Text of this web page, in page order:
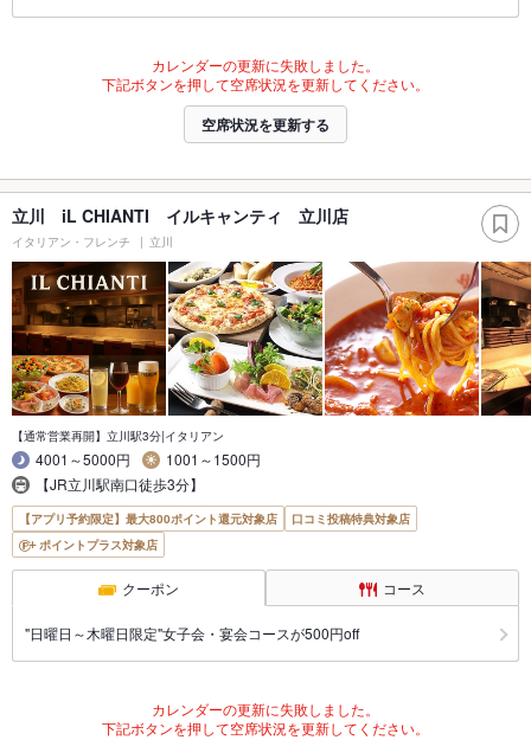
カレンダーの更新に失敗しました。
下記ボタンを押して空席状況を更新してください。
空席状況を更新する
立川 iL CHIANTI イルキャンティ 立川店
イタリアン・フレンチ 立川
【通常営業再開】立川駅3分|イタリアン
4001～5000円
1001～1500円
【JR立川駅南口徒歩3分】
【アプリ予約限定】最大800ポイント還元対象店
口コミ投稿特典対象店
ポイントプラス対象店
クーポン コース
"日曜日～木曜日限定"女子会・宴会コースが500円off
カレンダーの更新に失敗しました。
下記ボタンを押して空席状況を更新してください。